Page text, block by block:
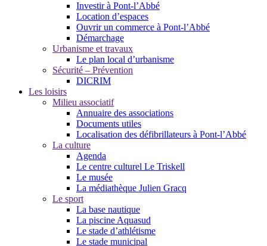
Investir à Pont-l’Abbé
Location d’espaces
Ouvrir un commerce à Pont-l’Abbé
Démarchage
Urbanisme et travaux
Le plan local d’urbanisme
Sécurité – Prévention
DICRIM
Les loisirs
Milieu associatif
Annuaire des associations
Documents utiles
Localisation des défibrillateurs à Pont-l’Abbé
La culture
Agenda
Le centre culturel Le Triskell
Le musée
La médiathèque Julien Gracq
Le sport
La base nautique
La piscine Aquasud
Le stade d’athlétisme
Le stade municipal